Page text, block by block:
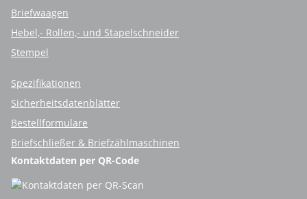
Briefwaagen
Hebel,- Rollen,- und Stapelschneider
Stempel
Spezifikationen
Sicherheitsdatenblätter
Bestellformulare
Briefschließer & Briefzählmaschinen
Kontaktdaten per QR-Code